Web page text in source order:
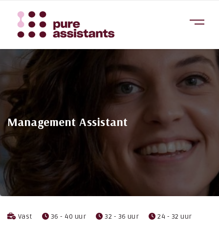
Management Assistant
Vast 36 - 40 uur 32 - 36 uur
24 - 32 uur